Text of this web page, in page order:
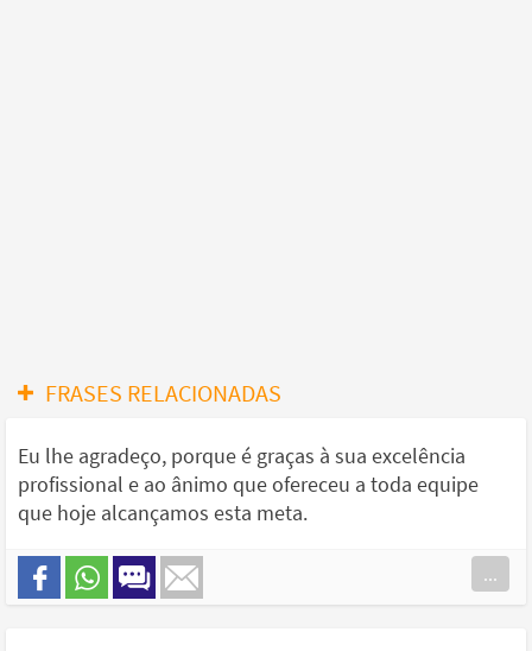
FRASES RELACIONADAS
Eu lhe agradeço, porque é graças à sua excelência
profissional e ao ânimo que ofereceu a toda equipe
que hoje alcançamos esta meta.
...